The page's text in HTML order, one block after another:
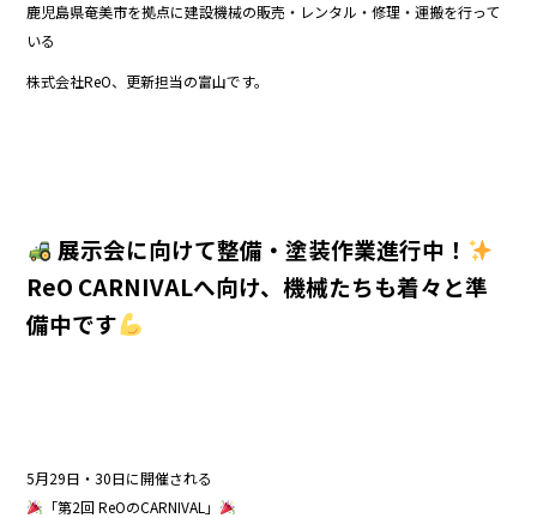
b
o
o
鹿児島県奄美市を拠点に建設機械の販売・レンタル・修理・運搬を行って
いる
株式会社ReO、更新担当の富山です。
展示会に向けて整備・塗装作業進行中！
ReO CARNIVALへ向け、機械たちも着々と準
備中です
5月29日・30日に開催される
「第2回 ReOのCARNIVAL」